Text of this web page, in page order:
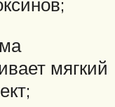
мягкий